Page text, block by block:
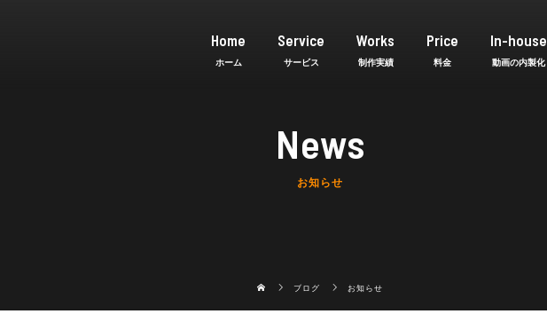
Home Service Works Price In-house
News
お知らせ
ブログ お知らせ